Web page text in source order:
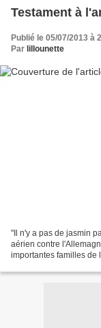
Testament à
Publié le 05/07/2013 à
Par lillounette
"Il n'y a pas de jasmin
aérien contre
importantes familles de